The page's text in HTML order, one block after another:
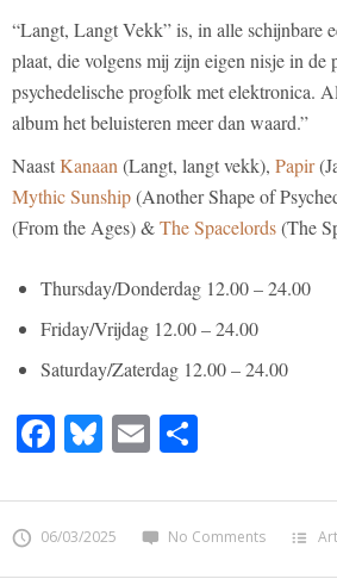
“Langt, Langt Vekk” is, in alle schijnbare
plaat, die volgens mij zijn eigen nisje in de
psychedelische progfolk met elektronica.
album het beluisteren meer dan waard.”
NaastKanaan (Langt, langt vekk), Papir
Mythic Sunship(Another Shape of
(From the Ages) &The Spacelords(The
Thursday/Donderdag 12.00 – 24.00
Friday/Vrijdag 12.00 – 24.00
Saturday/Zaterdag 12.00 – 24.00
Facebook
Bluesky
Email
06/03/2025 No Comments